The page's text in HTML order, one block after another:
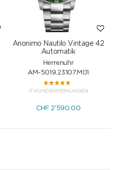
Anonimo Nautilo Vintage 42
Automatik
Herrenuhr
AM-5019.23.107.M01
17 KUNDENMEINUNGEN
CHF 2'590.00